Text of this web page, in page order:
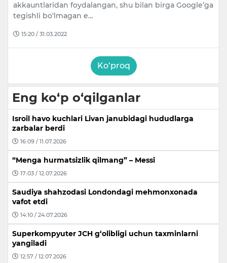
akkauntlaridan foydalangan, shu bilan birga Google’ga
tegishli bo‘lmagan e…
15:20 / 31.03.2022
Ko‘proq
Eng ko‘p o‘qilganlar
Isroil havo kuchlari Livan janubidagi hududlarga
zarbalar berdi
16:09 / 11.07.2026
“Menga hurmatsizlik qilmang” – Messi
17:03 / 12.07.2026
Saudiya shahzodasi Londondagi mehmonxonada
vafot etdi
14:10 / 24.07.2026
Superkompyuter JCH g‘olibligi uchun taxminlarni
yangiladi
12:57 / 12.07.2026